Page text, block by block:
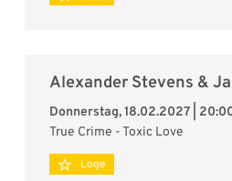
Alexander Stevens &
Donnerstag, 18.02.2027 |
True Crime - Toxic Love
Loge